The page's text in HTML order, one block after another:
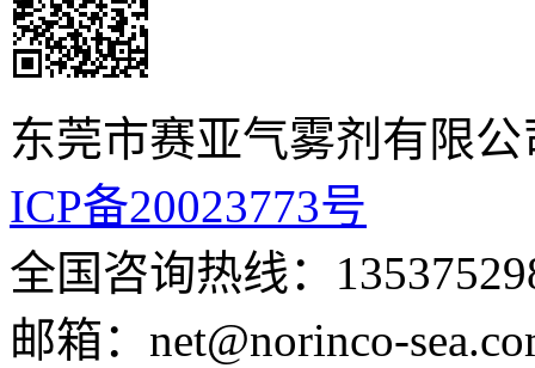
东莞市赛亚气雾剂有
ICP备20023773号
全国咨询热线：
邮箱：net@norinco-